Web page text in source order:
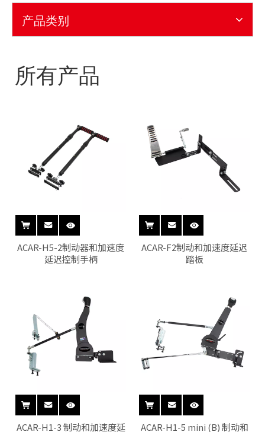
产品类别
所有产品
ACAR-H5-2制动器和加速度
延迟控制手柄
ACAR-F2制动和加速度延迟
踏板
ACAR-H1-3 制动和加速度延
ACAR-H1-5 mini (B) 制动和